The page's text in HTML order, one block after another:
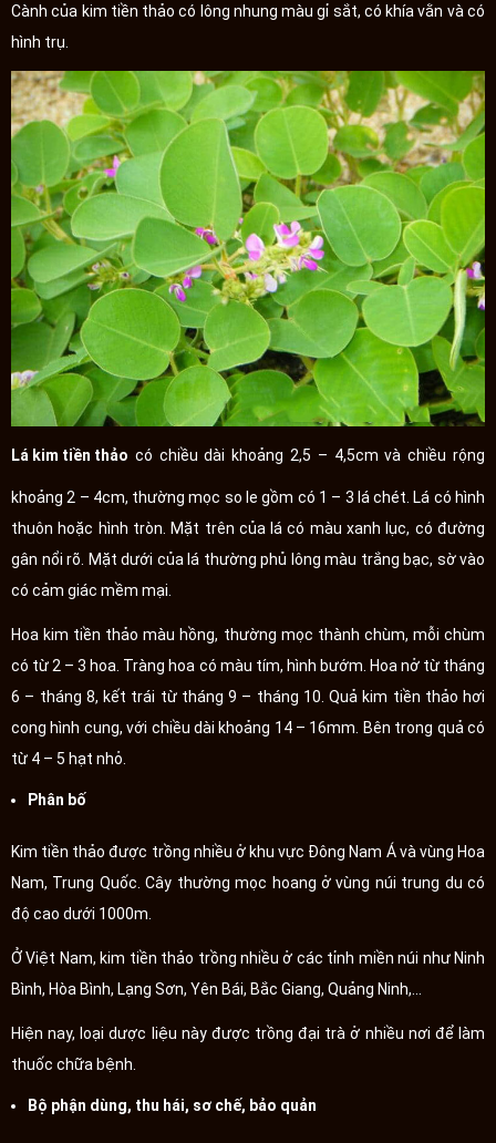
Cành của kim tiền thảo có lông nhung màu gỉ sắt, có khía vằn và có
hình trụ.
Lá kim tiền thảo có chiều dài khoảng 2,5 – 4,5cm và chiều rộng
khoảng 2 – 4cm, thường mọc so le gồm có 1 – 3 lá chét. Lá có hình
thuôn hoặc hình tròn. Mặt trên của lá có màu xanh lục, có đường
gân nổi rõ. Mặt dưới của lá thường phủ lông màu trắng bạc, sờ vào
có cảm giác mềm mại.
Hoa kim tiền thảo màu hồng, thường mọc thành chùm, mỗi chùm
có từ 2 – 3 hoa. Tràng hoa có màu tím, hình bướm. Hoa nở từ tháng
6 – tháng 8, kết trái từ tháng 9 – tháng 10. Quả kim tiền thảo hơi
cong hình cung, với chiều dài khoảng 14 – 16mm. Bên trong quả có
từ 4 – 5 hạt nhỏ.
Phân bố
Kim tiền thảo được trồng nhiều ở khu vực Đông Nam Á và vùng Hoa
Nam, Trung Quốc. Cây thường mọc hoang ở vùng núi trung du có
độ cao dưới 1000m.
Ở Việt Nam, kim tiền thảo trồng nhiều ở các tỉnh miền núi như Ninh
Bình, Hòa Bình, Lạng Sơn, Yên Bái, Bắc Giang, Quảng Ninh,…
Hiện nay, loại dược liệu này được trồng đại trà ở nhiều nơi để làm
thuốc chữa bệnh.
Bộ phận dùng, thu hái, sơ chế, bảo quản